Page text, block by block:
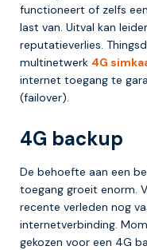
functioneert of zelfs
last van. Uitval kan
reputatieverlies.
multinetwerk 4G
internet toegang te
(failover).
4G backup
De behoefte aan een
toegang groeit enorm.
recente verleden nog
internetverbinding.
gekozen voor een 4G